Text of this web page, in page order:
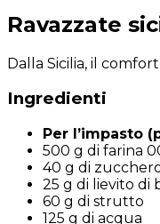
Ravazzate
Dalla Sicilia, il
Ingredienti
Per l’impasto
500 g di farina
40 g di
25 g di lievito di
60 g di strutto
125 g di acqua